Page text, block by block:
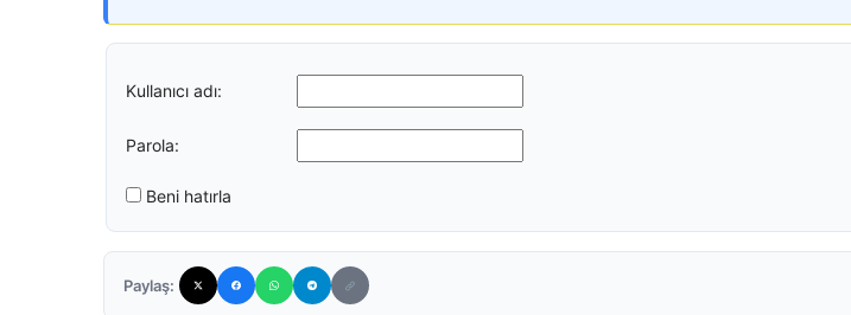
Kullanıcı adı:
Parola:
Beni hatırla
Paylaş: